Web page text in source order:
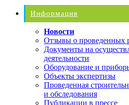
Информация
Новости
Отзывы о проведенных
Документы на
деятельности
Оборудование и
Объекты экспертизы
Проведенная
и обследования
Публикации в прессе